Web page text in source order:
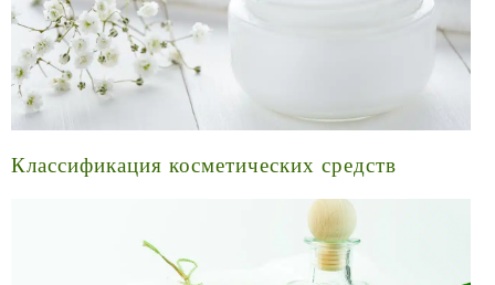
Классификация косметических средств